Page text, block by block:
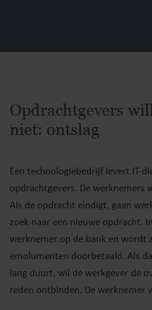
Opdrachtgevers
niet: ontslag
Een technologiebedrijf levert IT-
opdrachtgevers. De werknemers
Als de opdracht eindigt, gaan
zoek naar een nieuwe opdracht.
werknemer op de bank en wordt
emolumenten doorbetaald. Als
lang duurt, wil de werkgever de
reden ontbinden. De werknemer